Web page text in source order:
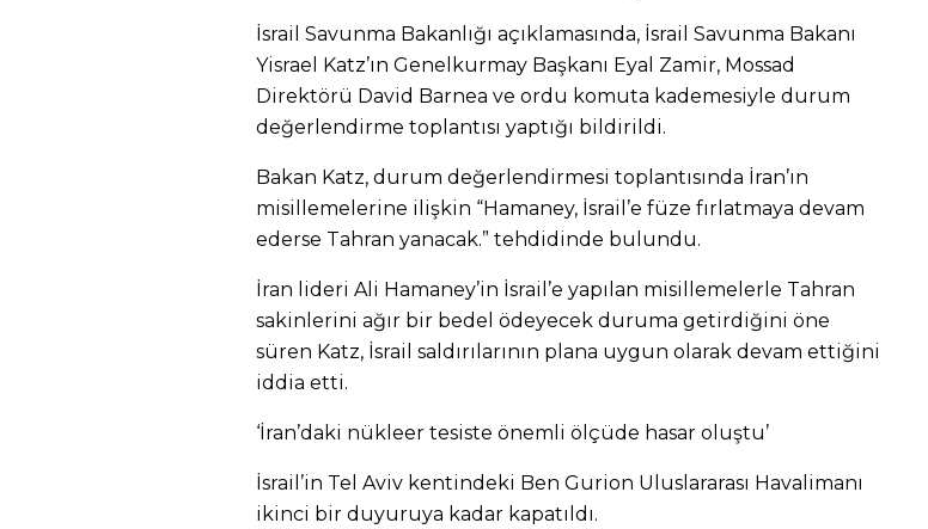
İsrail Savunma Bakanlığı açıklamasında, İsrail Savunma Bakanı
Yisrael Katz’ın Genelkurmay Başkanı Eyal Zamir, Mossad
Direktörü David Barnea ve ordu komuta kademesiyle durum
değerlendirme toplantısı yaptığı bildirildi.
Bakan Katz, durum değerlendirmesi toplantısında İran’ın
misillemelerine ilişkin “Hamaney, İsrail’e füze fırlatmaya devam
ederse Tahran yanacak.” tehdidinde bulundu.
İran lideri Ali Hamaney’in İsrail’e yapılan misillemelerle Tahran
sakinlerini ağır bir bedel ödeyecek duruma getirdiğini öne
süren Katz, İsrail saldırılarının plana uygun olarak devam ettiğini
iddia etti.
‘İran’daki nükleer tesiste önemli ölçüde hasar oluştu’
İsrail’in Tel Aviv kentindeki Ben Gurion Uluslararası Havalimanı
ikinci bir duyuruya kadar kapatıldı.